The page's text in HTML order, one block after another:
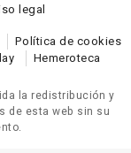
legal
Política de cookies
Hemeroteca
la redistribución y
de esta web sin su